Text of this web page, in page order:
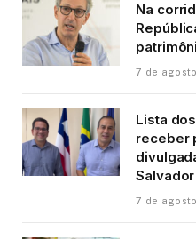
Na
7 de
Lista
receber
Salvador
7 de